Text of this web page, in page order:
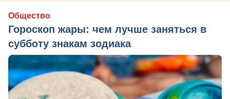
Общество
Гороскоп жары: чем лучше заняться в
субботу знакам зодиака